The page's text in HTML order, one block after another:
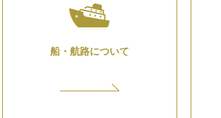
船・航路について